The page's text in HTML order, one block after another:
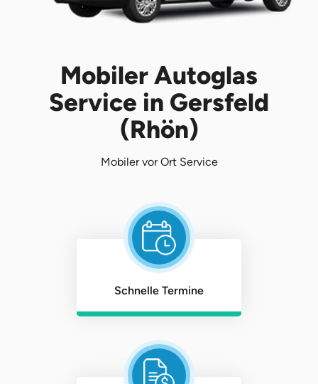
Mobiler Autoglas
Service in Gersfeld
(Rhön)
Mobiler vor Ort Service
Schnelle Termine